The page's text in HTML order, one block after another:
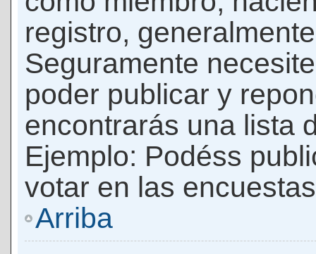
registro,
Seguramente
poder publicar y
encontrarás una lista
Ejemplo: Podéss
votar en las
Arriba